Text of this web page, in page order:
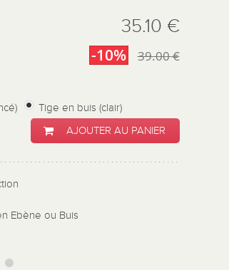
35.10 €
-10% 39.00 €
Tige en buis (clair)
AJOUTER AU PANIER
Ebène ou Buis